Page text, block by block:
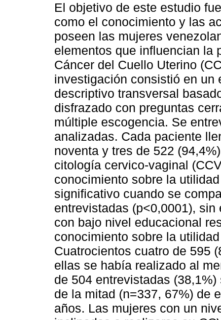
El objetivo de este estudio
como el conocimiento y las
poseen las mujeres
elementos que influencian la
Cáncer del Cuello Uterino
investigación consistió en un
descriptivo transversal
disfrazado con preguntas
múltiple escogencia. Se
analizadas. Cada paciente
noventa y tres de 522
citología cervico-vaginal
conocimiento sobre la
significativo cuando se
entrevistadas (p<0,0001),
con bajo nivel educacional
conocimiento sobre la
Cuatrocientos cuatro de 595
ellas se había realizado al
de 504 entrevistadas
de la mitad (n=337, 67%) de
años. Las mujeres con un